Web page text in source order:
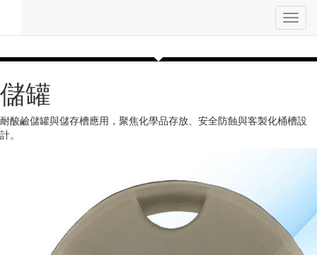
儲罐
耐酸鹼儲罐與儲存槽應用，聚焦化學品存放、安全防蝕與客製化桶槽設
計。